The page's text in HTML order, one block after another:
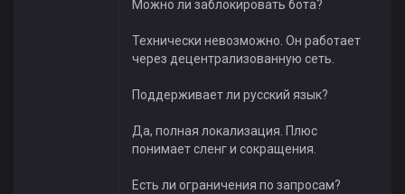
Можно ли заблокировать бота?
Технически невозможно. Он работает
через децентрализованную сеть.
Поддерживает ли русский язык?
Да, полная локализация. Плюс
понимает сленг и сокращения.
Есть ли ограничения по запросам?